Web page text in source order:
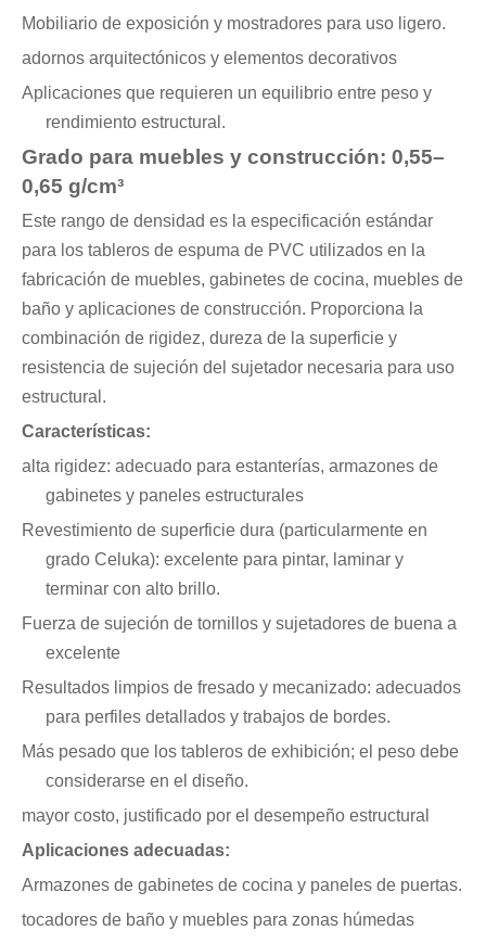
Mobiliario de exposición y mostradores para uso ligero.
adornos arquitectónicos y elementos decorativos
Aplicaciones que requieren un equilibrio entre peso y
rendimiento estructural.
Grado para muebles y construcción: 0,55–
0,65 g/cm³
Este rango de densidad es la especificación estándar
para los tableros de espuma de PVC utilizados en la
fabricación de muebles, gabinetes de cocina, muebles de
baño y aplicaciones de construcción. Proporciona la
combinación de rigidez, dureza de la superficie y
resistencia de sujeción del sujetador necesaria para uso
estructural.
Características:
alta rigidez: adecuado para estanterías, armazones de
gabinetes y paneles estructurales
Revestimiento de superficie dura (particularmente en
grado Celuka): excelente para pintar, laminar y
terminar con alto brillo.
Fuerza de sujeción de tornillos y sujetadores de buena a
excelente
Resultados limpios de fresado y mecanizado: adecuados
para perfiles detallados y trabajos de bordes.
Más pesado que los tableros de exhibición; el peso debe
considerarse en el diseño.
mayor costo, justificado por el desempeño estructural
Aplicaciones adecuadas:
Armazones de gabinetes de cocina y paneles de puertas.
tocadores de baño y muebles para zonas húmedas